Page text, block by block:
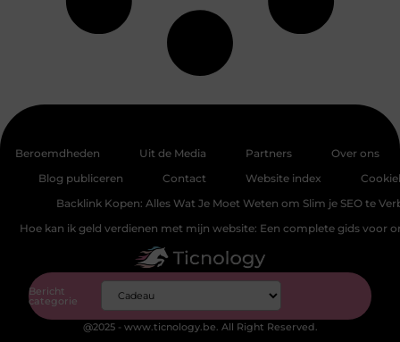
Beroemdheden Uit de Media Partners
Over ons
Blog publiceren
Contact Website index
Backlink Kopen: Alles Wat Je Moet Weten om Slim je SEO te
Hoe kan ik geld verdienen met mijn website: Een complete gids voor
Bericht
categorie
@2025 - www.ticnology.be. All Right Reserved.